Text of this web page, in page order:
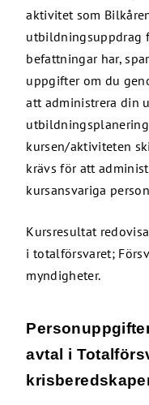
aktivitet som
utbildningsuppdrag
befattningar har,
uppgifter om du
att administrera din
kursen/aktiviteten
krävs för att
kursansvariga
Kursresultat
i totalförsvaret;
myndigheter.
avtal i